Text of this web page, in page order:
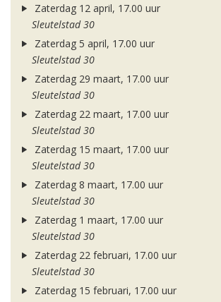
Zaterdag 12 april, 17.00 uur
Sleutelstad 30
Zaterdag 5 april, 17.00 uur
Sleutelstad 30
Zaterdag 29 maart, 17.00 uur
Sleutelstad 30
Zaterdag 22 maart, 17.00 uur
Sleutelstad 30
Zaterdag 15 maart, 17.00 uur
Sleutelstad 30
Zaterdag 8 maart, 17.00 uur
Sleutelstad 30
Zaterdag 1 maart, 17.00 uur
Sleutelstad 30
Zaterdag 22 februari, 17.00 uur
Sleutelstad 30
Zaterdag 15 februari, 17.00 uur